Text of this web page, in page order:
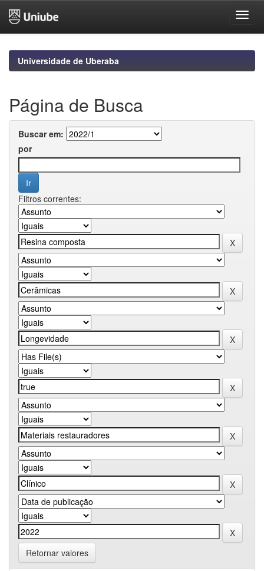
navigationUniversidade de Uberaba
Página de Busca
Buscar em:
por
Filtros correntes:
Retornar valores